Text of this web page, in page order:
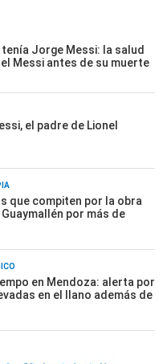
Jorge Messi: la salud
Messi antes de su muerte
el padre de Lionel
que compiten por la obra
por más de
en Mendoza: alerta por
en el llano además de